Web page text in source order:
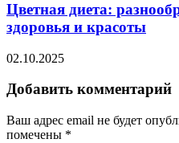
Цветная диета:
здоровья и красоты
02.10.2025
Добавить комментарий
Ваш адрес email не будет
помечены *